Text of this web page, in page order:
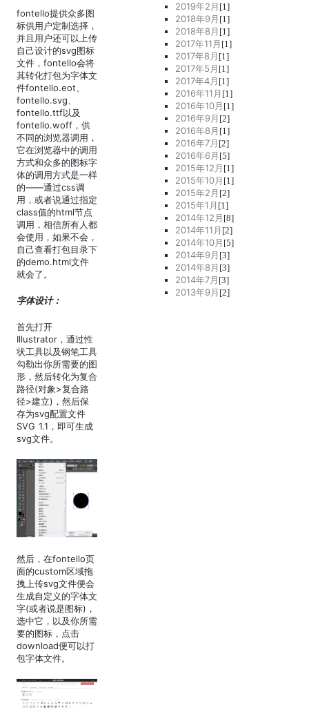
fontello提供众多图
标供用户定制选择，
并且用户还可以上传
自己设计的svg图标
文件，fontello会将
其转化打包为字体文
件fontello.eot、
fontello.svg、
fontello.ttf以及
fontello.woff，供
不同的浏览器调用，
它在浏览器中的调用
方式和众多的图标字
体的调用方式是一样
的——通过css调
用，或者说通过指定
class值的html节点
调用，相信所有人都
会使用，如果不会，
自己查看打包目录下
的demo.html文件
就会了。
字体设计：
首先打开
Illustrator，通过性
状工具以及钢笔工具
勾勒出你所需要的图
形，然后转化为复合
路径(对象>复合路
径>建立)，然后保
存为svg配置文件
SVG 1.1，即可生成
svg文件。
然后，在fontello页
面的custom区域拖
拽上传svg文件便会
生成自定义的字体文
字(或者说是图标)，
选中它，以及你所需
要的图标，点击
download便可以打
包字体文件。
2019年2月 [1]
2018年9月 [1]
2018年8月 [1]
2017年11月 [1]
2017年8月 [1]
2017年5月 [1]
2017年4月 [1]
2016年11月 [1]
2016年10月 [1]
2016年9月 [2]
2016年8月 [1]
2016年7月 [2]
2016年6月 [5]
2015年12月 [1]
2015年10月 [1]
2015年2月 [2]
2015年1月 [1]
2014年12月 [8]
2014年11月 [2]
2014年10月 [5]
2014年9月 [3]
2014年8月 [3]
2014年7月 [3]
2013年9月 [2]